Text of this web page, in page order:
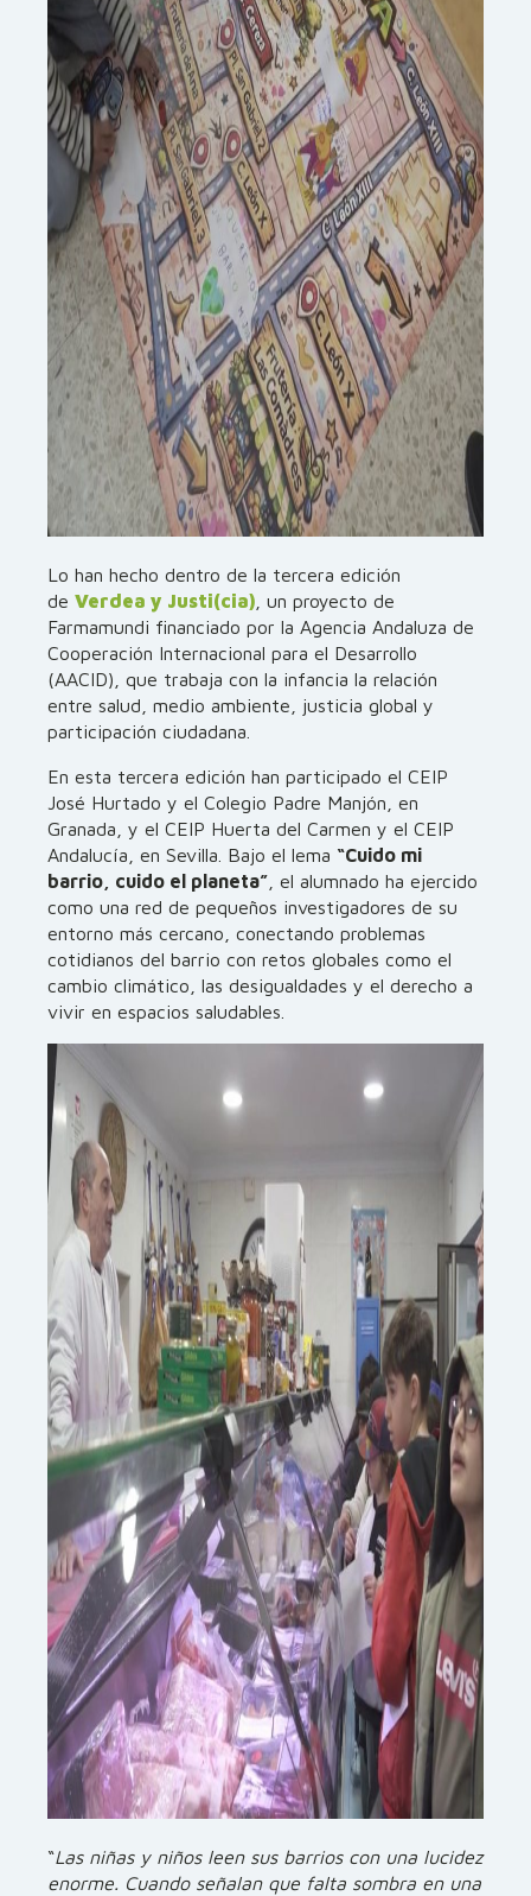
Lo han hecho dentro de la tercera edición
de Verdea y Justi(cia) , un proyecto de
Farmamundi financiado por la Agencia Andaluza de
Cooperación Internacional para el Desarrollo
(AACID), que trabaja con la infancia la relación
entre salud, medio ambiente, justicia global y
participación ciudadana.
En esta tercera edición han participado el CEIP
José Hurtado y el Colegio Padre Manjón, en
Granada, y el CEIP Huerta del Carmen y el CEIP
Andalucía, en Sevilla. Bajo el lema “Cuido mi
barrio, cuido el planeta” , el alumnado ha ejercido
como una red de pequeños investigadores de su
entorno más cercano, conectando problemas
cotidianos del barrio con retos globales como el
cambio climático, las desigualdades y el derecho a
vivir en espacios saludables.
“Las niñas y niños leen sus barrios con una lucidez
enorme. Cuando señalan que falta sombra en una